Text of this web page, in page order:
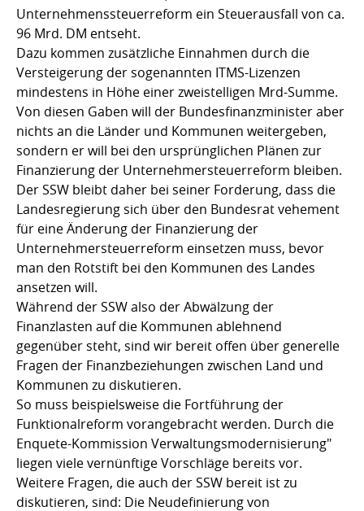
Unternehmenssteuerreform ein Steuerausfall von ca.
96 Mrd. DM entseht.
Dazu kommen zusätzliche Einnahmen durch die
Versteigerung der sogenannten ITMS-Lizenzen
mindestens in Höhe einer zweistelligen Mrd-Summe.
Von diesen Gaben will der Bundesfinanzminister aber
nichts an die Länder und Kommunen weitergeben,
sondern er will bei den ursprünglichen Plänen zur
Finanzierung der Unternehmersteuerreform bleiben.
Der SSW bleibt daher bei seiner Forderung, dass die
Landesregierung sich über den Bundesrat vehement
für eine Änderung der Finanzierung der
Unternehmersteuerreform einsetzen muss, bevor
man den Rotstift bei den Kommunen des Landes
ansetzen will.
Während der SSW also der Abwälzung der
Finanzlasten auf die Kommunen ablehnend
gegenüber steht, sind wir bereit offen über generelle
Fragen der Finanzbeziehungen zwischen Land und
Kommunen zu diskutieren.
So muss beispielsweise die Fortführung der
Funktionalreform vorangebracht werden. Durch die
Enquete-Kommission Verwaltungsmodernisierung"
liegen viele vernünftige Vorschläge bereits vor.
Weitere Fragen, die auch der SSW bereit ist zu
diskutieren, sind: Die Neudefinierung von